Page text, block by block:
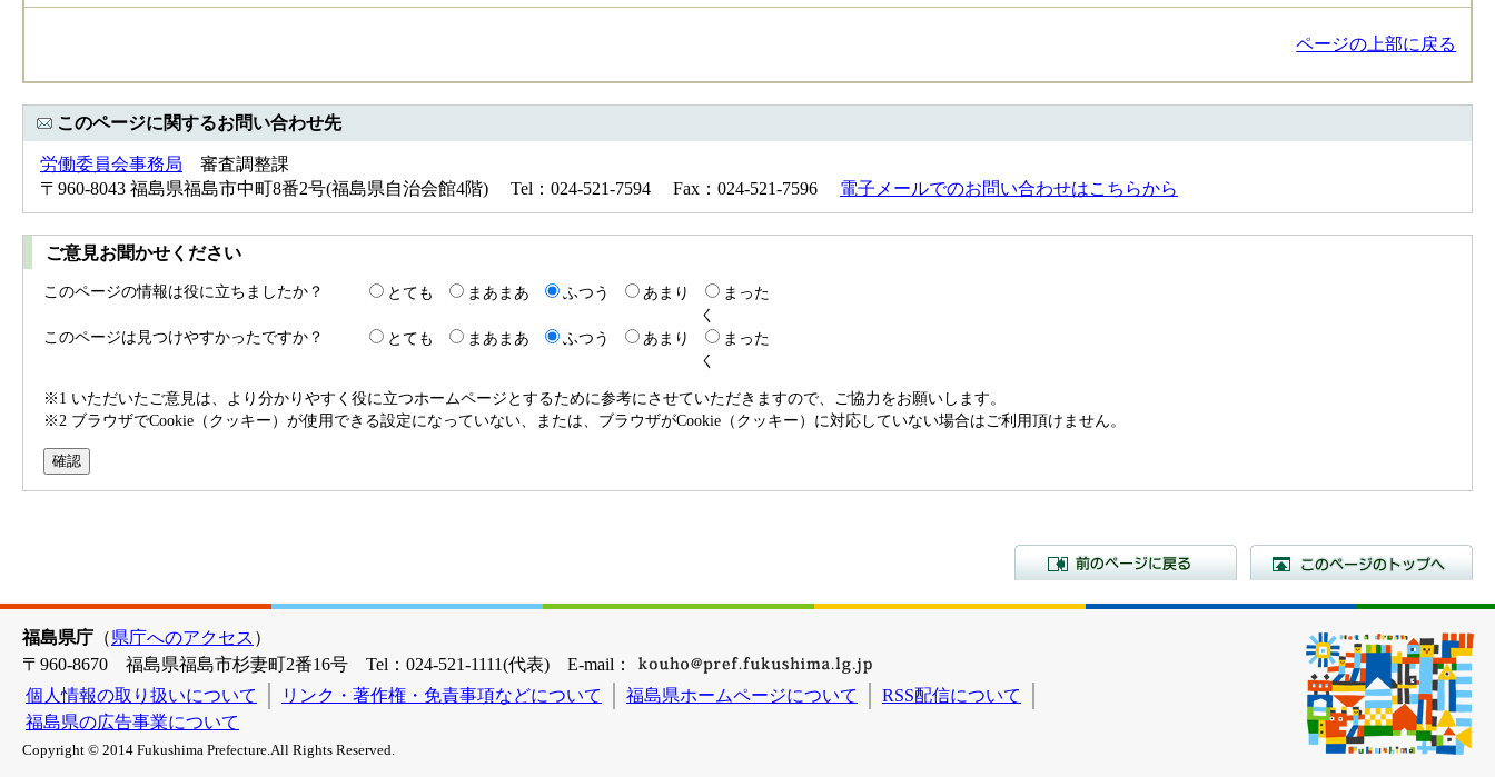
ページの上部に戻る
このページに関するお問い合わせ先
労働委員会事務局 審査調整課
〒960-8043 福島県福島市中町8番2号(福島県自治会館4階) Tel：024-521-7594 Fax：024-521-7596 電子メールでのお問い合わせはこちらから
ご意見お聞かせください
このページの情報は役に立ちましたか？ とても まあまあ ふつう あまり
まった
く
このページは見つけやすかったですか？
とても まあまあ ふつう あまり
まった
く
※1 いただいたご意見は、より分かりやすく役に立つホームページとするために参考にさせていただきますので、ご協力をお願いします。
※2 ブラウザでCookie（クッキー）が使用できる設定になっていない、または、ブラウザがCookie（クッキー）に対応していない場合はご利用頂けません。
前のページに戻る
福島県庁 （県庁へのアクセス ）
〒960-8670 福島県福島市杉妻町2番16号 Tel：024-521-1111(代表) E-mail：
個人情報の取り扱いについて
リンク・著作権・免責事項などについて 福島県ホームページについて
RSS配信について
福島県の広告事業について
Copyright © 2014 Fukushima Prefecture.All Rights Reserved.